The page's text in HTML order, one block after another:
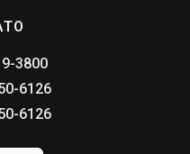
3800
6126
6126